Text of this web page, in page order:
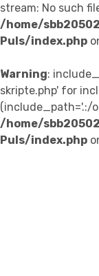
stream: No such
/home/
Puls/index.php
Warning:
skripte.php' for
(include_path='.:/
/home/
Puls/index.php